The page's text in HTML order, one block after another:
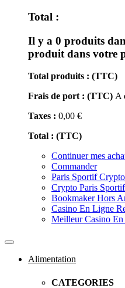
Total :
Il y a 0 produits
produit dans votre
Total produits : (TTC)
Frais de port : (TTC) A
Taxes : 0,00 €
Total : (TTC)
Continuer mes
Commander
Paris Sportif Crypto
Crypto Paris Sportif
Bookmaker Hors
Casino En Ligne
Meilleur Casino
Toggle
navigationAlimentation
CATEGORIES